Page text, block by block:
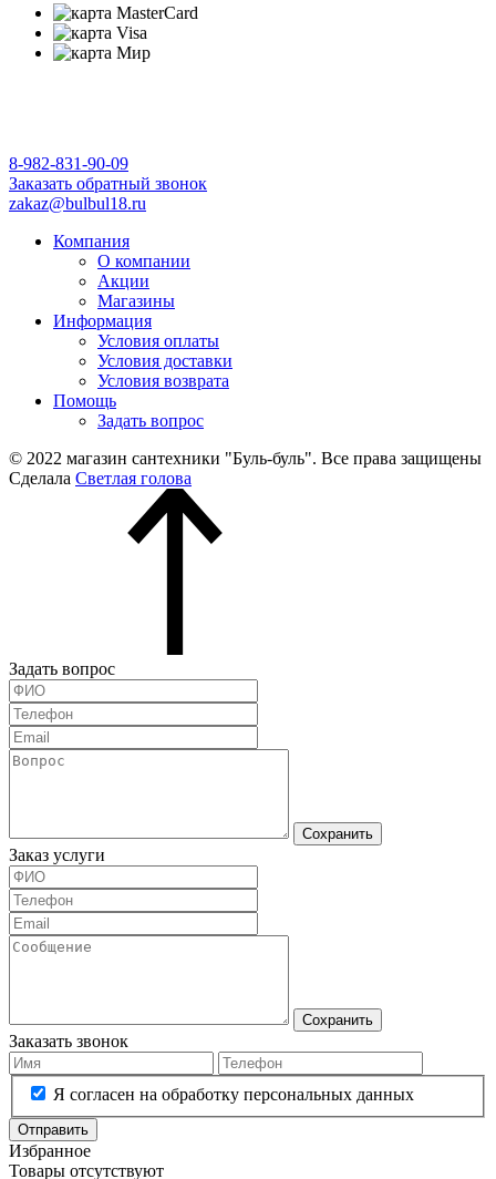
8-982-831-90-09
Заказать обратный звонок
zakaz@bulbul18.ru
Компания
О компании
Акции
Магазины
Информация
Условия оплаты
Условия доставки
Условия возврата
Помощь
Задать вопрос
© 2022 магазин сантехники "Буль-буль". Все права защищены
Сделала Светлая голова
Задать вопрос
Сохранить
Заказ услуги
Сохранить
Заказать звонок
Я согласен на обработку персональных данных
Отправить
Избранное
Товары отсутствуют